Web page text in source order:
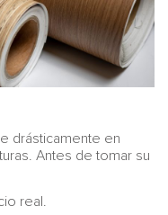
drásticamente en
Antes de tomar su
real.